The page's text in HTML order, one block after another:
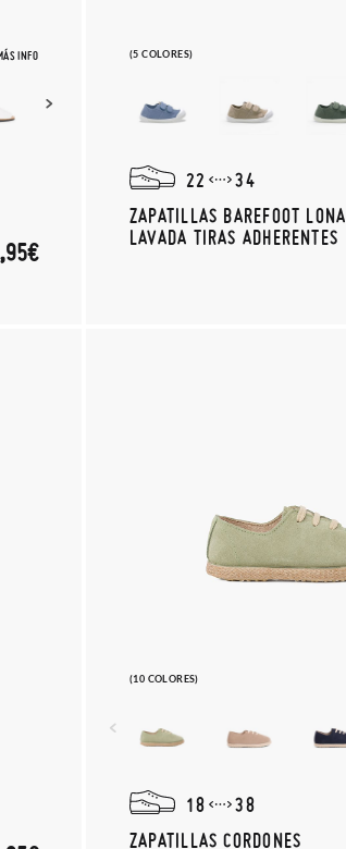
INFO
95€
(5 COLORES)
22
34
ZAPATILLAS BAREFOOT LONA
LAVADA TIRAS ADHERENTES
(10 COLORES)
18
38
ZAPATILLAS CORDONES